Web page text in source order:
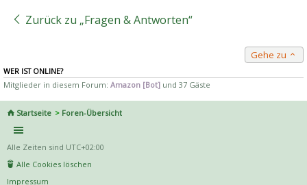
Zurück zu „Fragen & Antworten“
Gehe zu
WER IST ONLINE?
Mitglieder in diesem Forum: Amazon [Bot] und 37 Gäste
Startseite Foren-Übersicht
Alle Zeiten sind UTC+02:00
Alle Cookies löschen
Impressum